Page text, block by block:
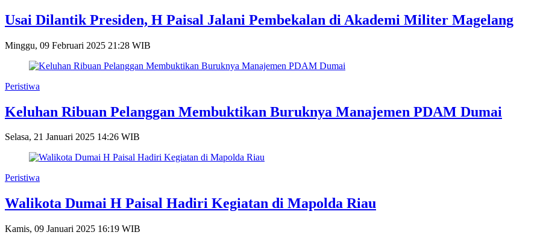
Usai Dilantik Presiden, H Paisal Jalani Pembekalan di Akademi Militer Magelang
Minggu, 09 Februari 2025 21:28 WIB
Peristiwa
Keluhan Ribuan Pelanggan Membuktikan Buruknya Manajemen PDAM Dumai
Selasa, 21 Januari 2025 14:26 WIB
Peristiwa
Walikota Dumai H Paisal Hadiri Kegiatan di Mapolda Riau
Kamis, 09 Januari 2025 16:19 WIB